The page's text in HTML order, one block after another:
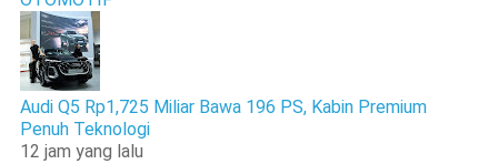
Audi Q5 Rp1,725 Miliar Bawa 196 PS, Kabin Premium
Penuh Teknologi
12 jam yang lalu